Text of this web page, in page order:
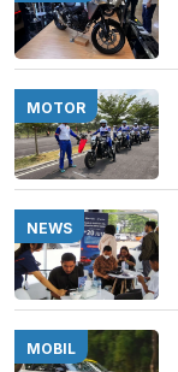
MOTOR
NEWS
MOBIL